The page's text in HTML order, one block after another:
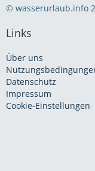
© wasserurlaub.info
Links
Über uns
Datenschutz
Impressum
Cookie-Einstellungen